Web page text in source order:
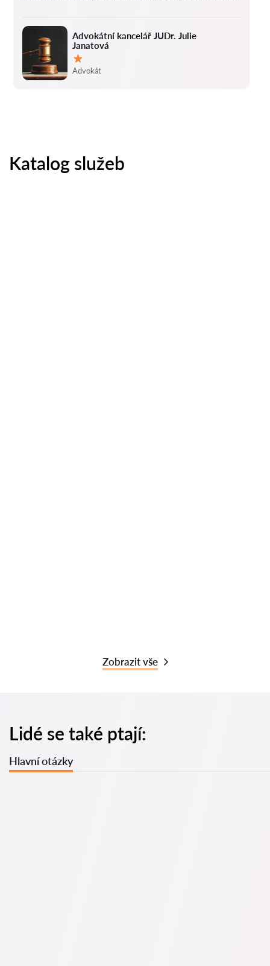
Advokátní kancelář JUDr. Julie
Janatová
Hodnocení:
Advokát
Katalog služeb
Zobrazit vše
Lidé se také ptají:
Hlavní otázky